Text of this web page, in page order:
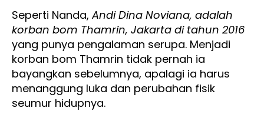
Seperti Nanda,Andi Dina Noviana, adalah
korban bom Thamrin, Jakarta di tahun 2016
yang punya pengalaman serupa. Menjadi
korban bom Thamrin tidak pernah ia
bayangkan sebelumnya, apalagi ia harus
menanggung luka dan perubahan fisik
seumur hidupnya.